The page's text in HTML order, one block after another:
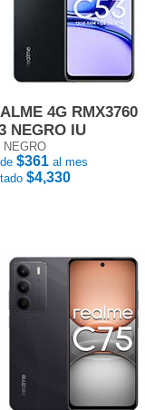
4G RMX3760
NEGRO IU
NEGRO
$361 al mes
$4,330